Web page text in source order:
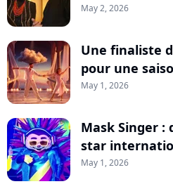
May 2, 2026
Une finaliste
pour une
May 1, 2026
Mask Singer :
star
May 1, 2026